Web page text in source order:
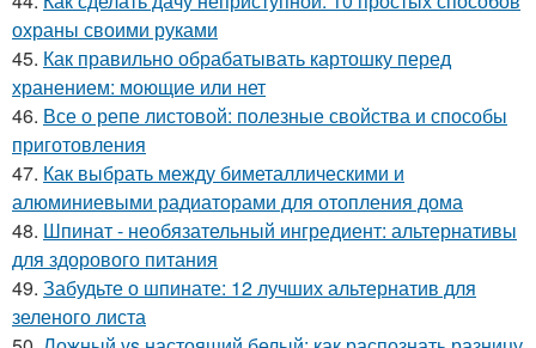
охраны своими руками
45. Как правильно обрабатывать картошку перед
хранением: моющие или нет
46. Все о репе листовой: полезные свойства и способы
приготовления
47. Как выбрать между биметаллическими и
алюминиевыми радиаторами для отопления дома
48. Шпинат - необязательный ингредиент: альтернативы
для здорового питания
49. Забудьте о шпинате: 12 лучших альтернатив для
зеленого листа